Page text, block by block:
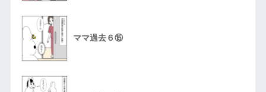
ママ過去６⑮